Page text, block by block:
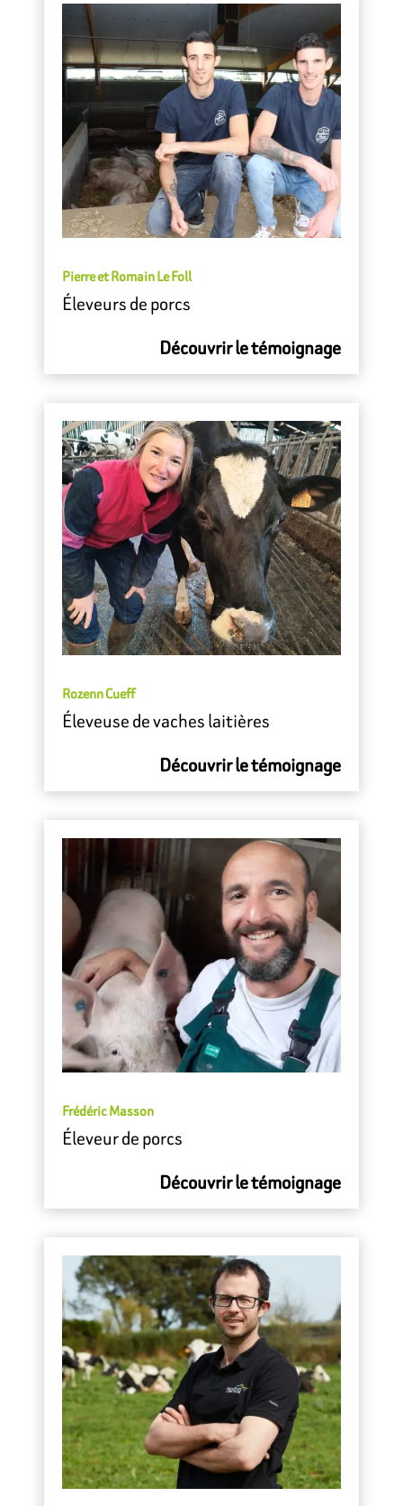
Pierre et Romain Le Foll
Éleveurs de porcs
Découvrir le témoignage
Rozenn Cueff
Éleveuse de vaches laitières
Découvrir le témoignage
Frédéric Masson
Éleveur de porcs
Découvrir le témoignage